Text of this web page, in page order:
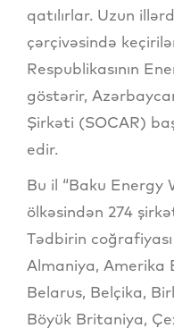
qatılırlar. Uzun
çərçivəsində
Respublikasının
göstərir,
Şirkəti (SOCAR)
edir.
Bu il “Baku Energy
ölkəsindən 274
Tədbirin
Almaniya, Amerika
Belarus, Belçika,
Böyük Britaniya,